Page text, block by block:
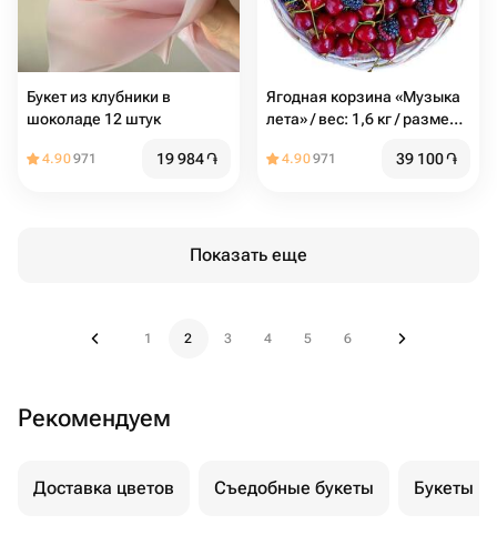
Букет из клубники в
шоколаде 12 штук
4.90971 19 984֏
Ягодная корзина «Музыка
лета» / вес: 1,6 кг / размер с
подарочная корзина /
4.90971 39 100֏
Показать еще
1 2 3 4 5 6
Рекомендуем
Доставка цветов Съедобные букеты Букеты